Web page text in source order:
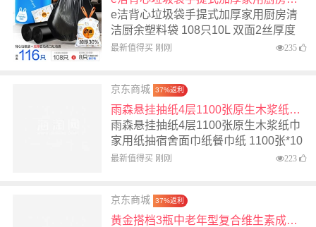
e洁背心垃圾袋手提式加厚家用厨房清
洁厨余塑料袋 108只10L 双面2丝厚度
45x59cm送旅行装1包
最新值得买 刚刚 235
京东商城 37%返利
雨森悬挂抽纸4层1100张原生木浆纸巾家用纸抽宿舍面巾纸餐巾纸 1100张*10提
雨森悬挂抽纸4层1100张原生木浆纸巾
家用纸抽宿舍面巾纸餐巾纸 1100张*10
提
最新值得买 刚刚 223
京东商城 37%返利
黄金搭档3瓶中老年型复合维生素成人送礼多维元素片钙铁锌硒维b维c180片